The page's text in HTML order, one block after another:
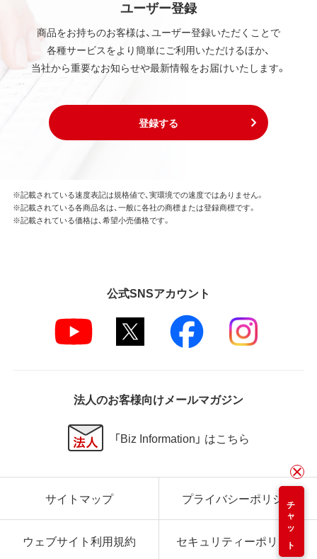
ユーザー登録
商品をお持ちのお客様は、ユーザー登録いただくことで
各種サービスをより簡単にご利用いただけるほか、
当社から重要なお知らせや最新情報をお届けいたします。
登録する
チャット
※記載されている速度表記は規格値で、実環境での速度ではありません。
※記載されている各商品名は、一般に各社の商標または登録商標です。
※記載されている価格は、希望小売価格です。
公式SNSアカウント
法人のお客様向けメールマガジン
「Biz Information」 はこちら
サイトマップ プライバシーポリシー
ウェブサイト利用規約 セキュリティーポリシー